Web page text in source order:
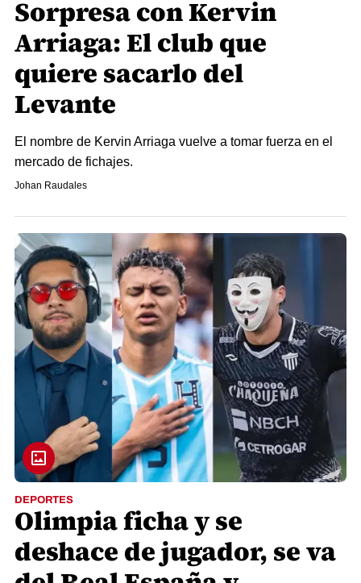
Sorpresa con Kervin
Arriaga: El club que
quiere sacarlo del
Levante
El nombre de Kervin Arriaga vuelve a tomar fuerza en el
mercado de fichajes.
Johan Raudales
DEPORTES
Olimpia ficha y se
deshace de jugador, se va